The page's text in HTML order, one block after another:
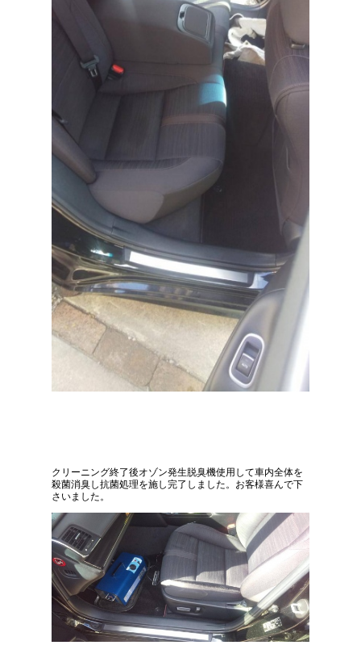
クリーニング終了後オゾン発生脱臭機使用して車内全体を
殺菌消臭し抗菌処理を施し完了しました。お客様喜んで下
さいました。